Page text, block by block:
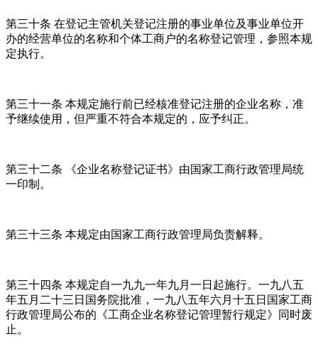
第三十条 在登记主管机关登记注册的事业单位及事业单位开
办的经营单位的名称和个体工商户的名称登记管理，参照本规
定执行。
第三十一条 本规定施行前已经核准登记注册的企业名称，准
予继续使用，但严重不符合本规定的，应予纠正。
第三十二条 《企业名称登记证书》由国家工商行政管理局统
一印制。
第三十三条 本规定由国家工商行政管理局负责解释。
第三十四条 本规定自一九九一年九月一日起施行。一九八五
年五月二十三日国务院批准，一九八五年六月十五日国家工商
行政管理局公布的《工商企业名称登记管理暂行规定》同时废
止。